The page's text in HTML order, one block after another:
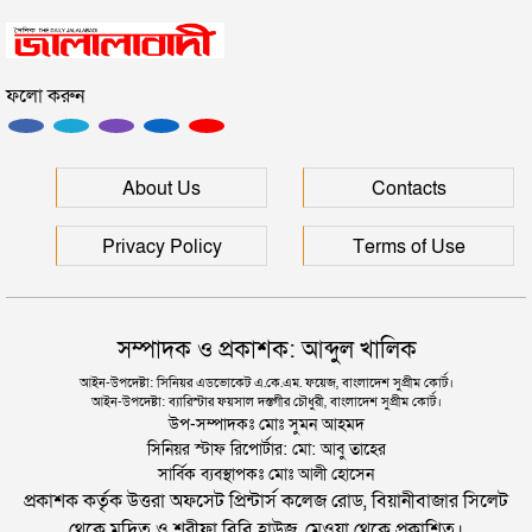
প্রধানমন্ত্রী
সিলেটে আরও দুইজনের মৃত্যু, হাসপাতালে ৩ শতাধিক
ফলো করুন
About Us Contacts
Privacy Policy Terms of Use
সম্পাদক ও প্রকাশক: আব্দুল খালিক
আইন-উপদেষ্টা: সিনিয়র এডভোকেট এ.কে.এম. ফয়েজ, বাংলাদেশ সুপ্রীম কোর্ট।
আইন-উপদেষ্টা: ব্যারিস্টার ফয়সাল দস্তগীর চৌধুরী, বাংলাদেশ সুপ্রীম কোর্ট।
উপ-সম্পাদকঃ মোঃ সুমন আহমদ
সিনিয়র স্টাফ রিপোর্টার: মো: আবু তাহের
সার্বিক ব্যবস্থাপকঃ মোঃ আলী হোসেন
প্রকাশক কর্তৃক উত্তরা অফসেট প্রিন্টার্স কলেজ রোড, বিয়ানীবাজার সিলেট